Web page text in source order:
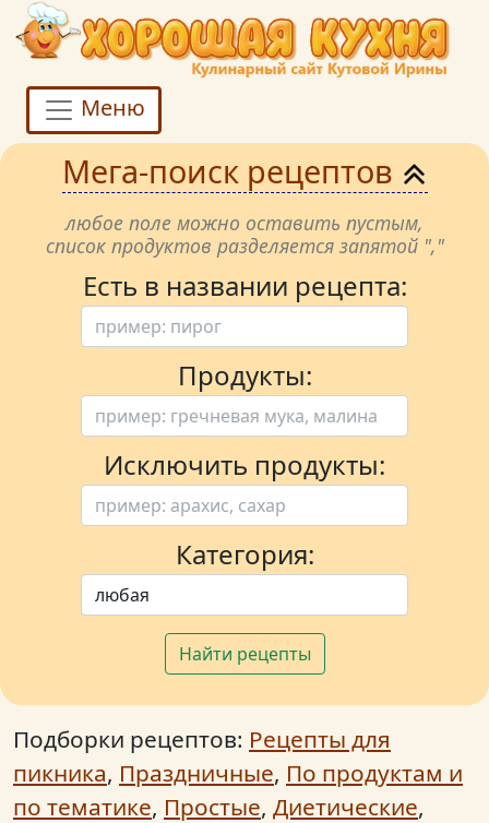
Меню
Мега-поиск рецептов
любое поле можно оставить пустым,
список продуктов разделяется запятой ","
Есть в названии рецепта:
Продукты:
Исключить продукты:
Категория:
Найти рецепты
Подборки рецептов: Рецепты для
пикника, Праздничные, По продуктам и
по тематике, Простые, Диетические,